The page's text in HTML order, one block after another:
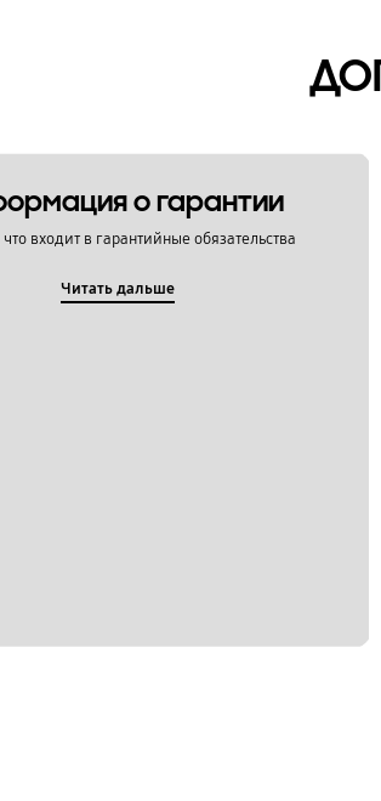
о гарантии
что входит в гарантийные обязательства
Читать дальше